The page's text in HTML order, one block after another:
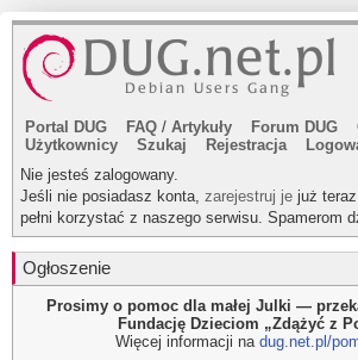
Portal DUG FAQ / Artykuły Forum DUG
Użytkownicy
Szukaj Rejestracja
Nie jesteś zalogowany.
Jeśli nie posiadasz konta, zarejestruj je już
pełni korzystać z naszego serwisu. Spamerom
Ogłoszenie
Prosimy o pomoc dla małej Julki —
Fundację Dzieciom „Zdążyć z
Więcej informacji na dug.net.pl/